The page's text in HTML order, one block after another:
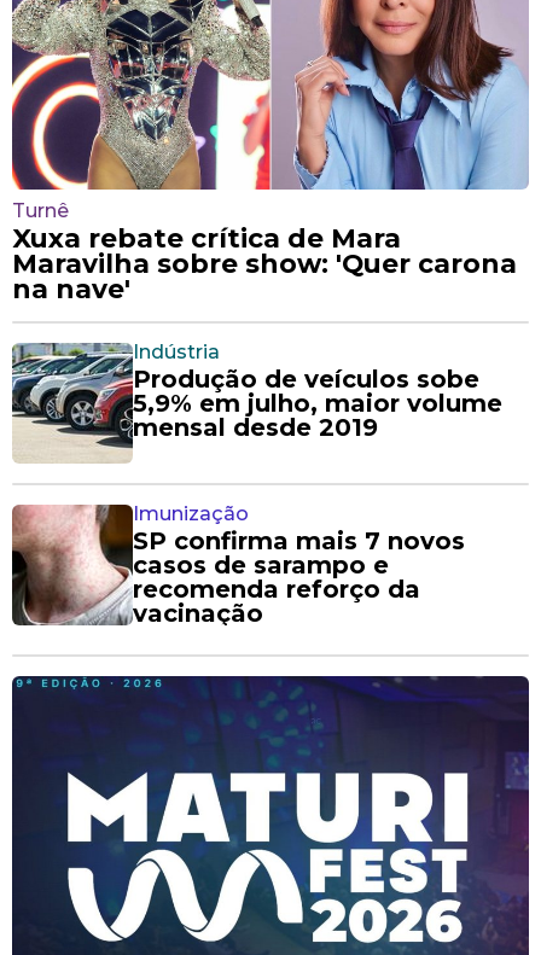
Turnê
Xuxa rebate crítica de Mara
Maravilha sobre show: 'Quer carona
na nave'
Indústria
Produção de veículos sobe
5,9% em julho, maior volume
mensal desde 2019
Imunização
SP confirma mais 7 novos
casos de sarampo e
recomenda reforço da
vacinação